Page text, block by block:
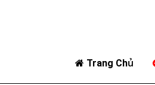
Trang Chủ